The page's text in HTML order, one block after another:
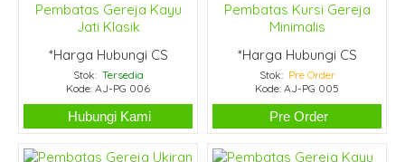
Pembatas Gereja Kayu
Jati Klasik
*Harga Hubungi CS
Stok: Tersedia
Kode: AJ-PG 006
Hubungi Kami
Pembatas Kursi Gereja
Minimalis
*Harga Hubungi CS
Stok: Pre Order
Kode: AJ-PG 005
Pre Order